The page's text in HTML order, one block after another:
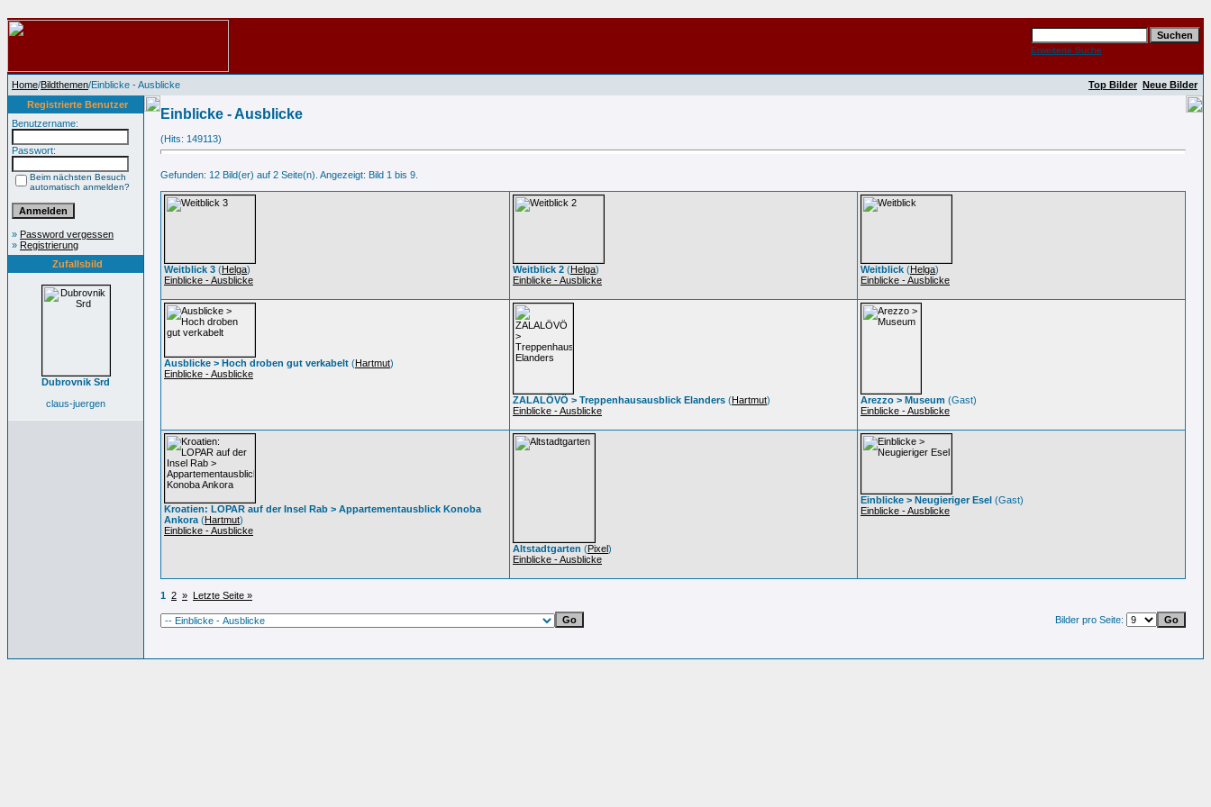
Erweiterte Suche
Home/Bildthemen/Einblicke - Ausblicke Top Bilder Neue Bilder
Registrierte Benutzer
Benutzername:
Passwort:
Beim nächsten Besuch
automatisch anmelden?
» Password vergessen
» Registrierung
Zufallsbild
Dubrovnik Srd
claus-juergen
Einblicke - Ausblicke
(Hits: 149113)
Gefunden: 12 Bild(er) auf 2 Seite(n). Angezeigt: Bild 1 bis 9.
Weitblick 3 (Helga)
Einblicke - Ausblicke
Weitblick 2 (Helga)
Einblicke - Ausblicke
Weitblick (Helga)
Einblicke - Ausblicke
Ausblicke > Hoch droben gut verkabelt (Hartmut)
Einblicke - Ausblicke
ZALALÖVÖ > Treppenhausausblick Elanders (Hartmut)
Einblicke - Ausblicke
Arezzo > Museum (Gast)
Einblicke - Ausblicke
Kroatien: LOPAR auf der Insel Rab > Appartementausblick Konoba
Ankora (Hartmut)
Einblicke - Ausblicke
Altstadtgarten (Pixel)
Einblicke - Ausblicke
Einblicke > Neugieriger Esel (Gast)
Einblicke - Ausblicke
1 2 » Letzte Seite »
Bilder pro Seite: